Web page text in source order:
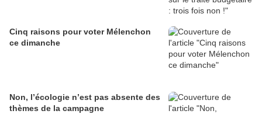
Cinq raisons pour voter Mélenchon
ce dimanche
Non, l’écologie n’est pas absente des
thèmes de la campagne